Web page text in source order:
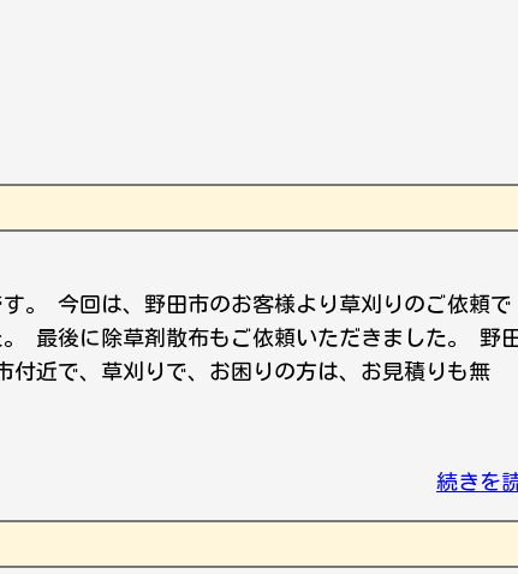
。 今回は、野田市のお客様より草刈りのご依頼で
最後に除草剤散布もご依頼いただきました。 野
付近で、草刈りで、お困りの方は、お見積りも無
続きを